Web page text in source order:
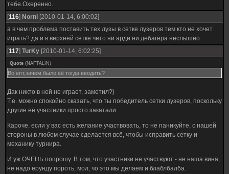
тебе.Охеренно.
[116] Norni [2010-01-14, 6:00:02]
а в чем проблема поставить тех лузы в сетке лузеров тем кто не хочет
играть? да и в верхней сетке чето ни арди ни дебагера неслышно
[117] TurKy [2010-01-14, 6:02:25]
Quote (NAFTALIN )
Во епт,зачем было её тогда вводить?
Дак никто в ней не играет, заметил?)
Т.е. можно спокойно сказать, что ты победитель сетки лузеров, поскольку
другие её участники просто закатали.
Кароче, если у вас есть желание участвовать, то не паникуйте, с нашей
стороны в любом случае сделается всё, чтобы исправить сетку и
механику турнира.
И уж ОЧЕНЬ попрошу. В том, что участники не участвуют - не наша вина,
не надо ерунду пороть, мол, чо это мы делаем и блаблбалба.